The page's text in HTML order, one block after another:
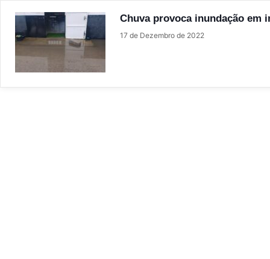
Chuva provoca inundação em
17 de Dezembro de 2022